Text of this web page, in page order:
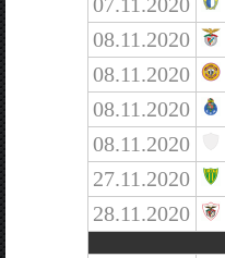
07.11.2020
08.11.2020
08.11.2020
08.11.2020
08.11.2020
27.11.2020
28.11.2020